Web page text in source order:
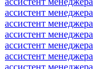
ассистент
ассистент
ассистент
ассистент
ассистент
ассистент